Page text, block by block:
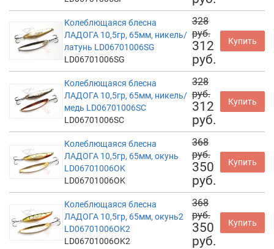
Колеблющаяся блесна
ЛАДОГА 10,5гр, 65мм, никель/
латунь LD06701006SG
LD06701006SG
328
руб.
312
руб.
Купить
Колеблющаяся блесна
ЛАДОГА 10,5гр, 65мм, никель/
медь LD06701006SC
LD06701006SC
328
руб.
312
руб.
Купить
Колеблющаяся блесна
ЛАДОГА 10,5гр, 65мм, окунь
LD06701006OK
LD06701006OK
368
руб.
350
руб.
Купить
Колеблющаяся блесна
ЛАДОГА 10,5гр, 65мм, окунь2
LD06701006OK2
LD06701006OK2
368
руб.
350
руб.
Купить